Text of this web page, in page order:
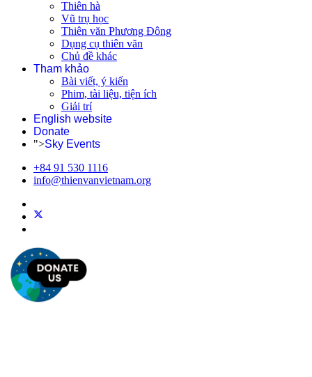
Thiên hà
Vũ trụ học
Thiên văn Phương Đông
Dụng cụ thiên văn
Chủ đề khác
Tham khảo
Bài viết, ý kiến
Phim, tài liệu, tiện ích
Giải trí
English website
Donate
">Sky Events
+84 91 530 1116
info@thienvanvietnam.org